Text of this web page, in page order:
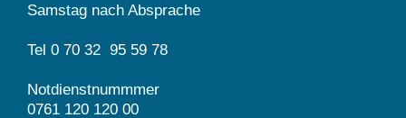
Samstag nach Absprache
Tel 0 70 32 95 59 78
Notdienstnummmer
0761 120 120 00